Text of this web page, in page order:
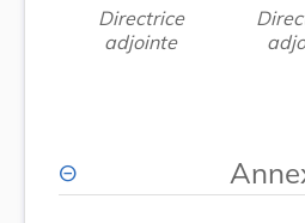
Directrice
adjointe